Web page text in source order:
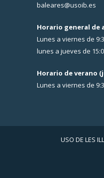
baleares@usoib.es
Horario general de
Lunes a viernes de
lunes a jueves de
Horario de verano
Lunes a viernes de
USO DE LES